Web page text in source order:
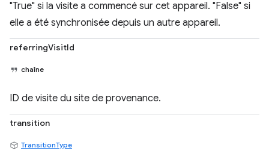
"True" si la visite a commencé sur cet appareil. "False" si
elle a été synchronisée depuis un autre appareil.
referringVisitId
chaîne
ID de visite du site de provenance.
transition
TransitionType